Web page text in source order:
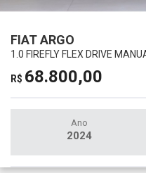
FIAT ARGO
1.0 FIREFLY FLEX DRIVE
R$ 68.800,00
Ano
2024